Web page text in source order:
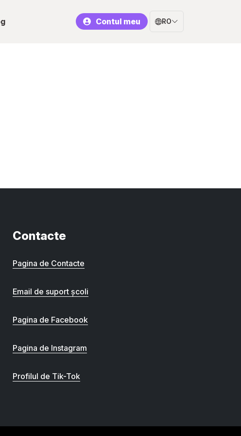
Contul meu RO
Contacte
Pagina de Contacte
Email de suport școli
Pagina de Facebook
Pagina de Instagram
Profilul de Tik-Tok